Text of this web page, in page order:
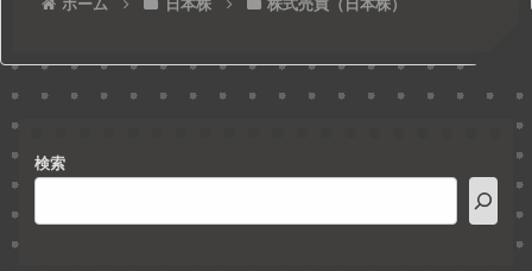
ホーム 日本株 株式売買（日本株）
検索